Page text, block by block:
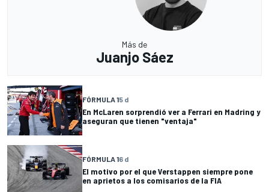
Más de
Juanjo Sáez
FÓRMULA 15 d
En McLaren sorprendió ver a Ferrari en Madring y
aseguran que tienen "ventaja"
FÓRMULA 16 d
El motivo por el que Verstappen siempre pone
en aprietos a los comisarios de la FIA